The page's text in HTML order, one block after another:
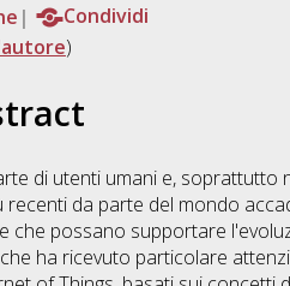
Condividi
)
di utenti umani e, soprattutto
da parte del mondo
possano supportare
ha ricevuto particolare